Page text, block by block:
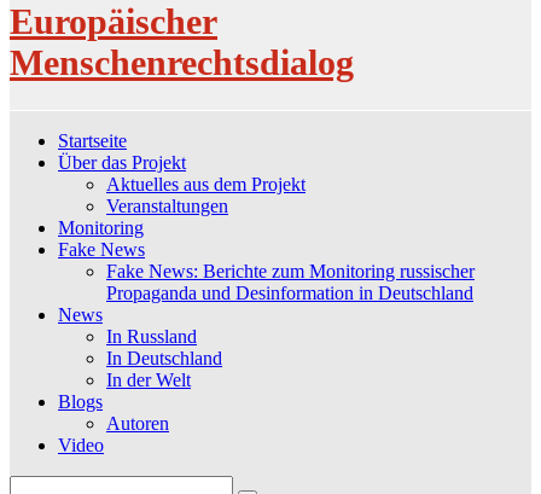
Europäischer
Menschenrechtsdialog
Startseite
Über das Projekt
Aktuelles aus dem Projekt
Veranstaltungen
Monitoring
Fake News
Fake News: Berichte zum Monitoring russischer
Propaganda und Desinformation in Deutschland
News
In Russland
In Deutschland
In der Welt
Blogs
Autoren
Video